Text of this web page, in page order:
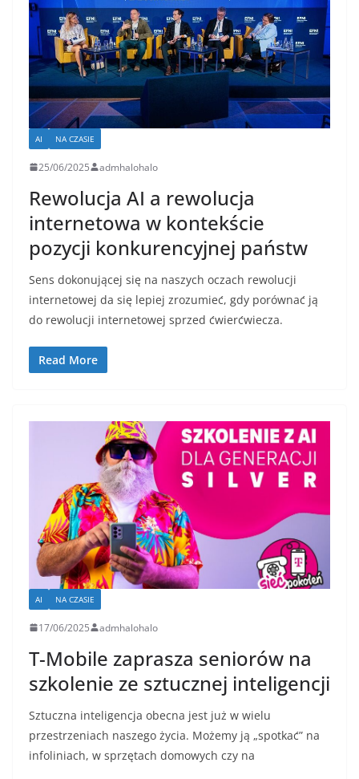
AI NA CZASIE
25/06/2025 admhalohalo
Rewolucja AI a rewolucja
internetowa w kontekście
pozycji konkurencyjnej państw
Sens dokonującej się na naszych oczach rewolucji
internetowej da się lepiej zrozumieć, gdy porównać ją
do rewolucji internetowej sprzed ćwierćwiecza.
Read More
AI NA CZASIE
17/06/2025 admhalohalo
T-Mobile zaprasza seniorów na
szkolenie ze sztucznej inteligencji
Sztuczna inteligencja obecna jest już w wielu
przestrzeniach naszego życia. Możemy ją „spotkać” na
infoliniach, w sprzętach domowych czy na